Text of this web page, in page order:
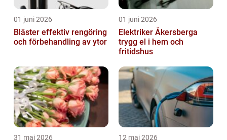
01 juni 2026
Bläster effektiv rengöring
och förbehandling av ytor
01 juni 2026
Elektriker Åkersberga
trygg el i hem och
fritidshus
31 maj 2026 12 maj 2026